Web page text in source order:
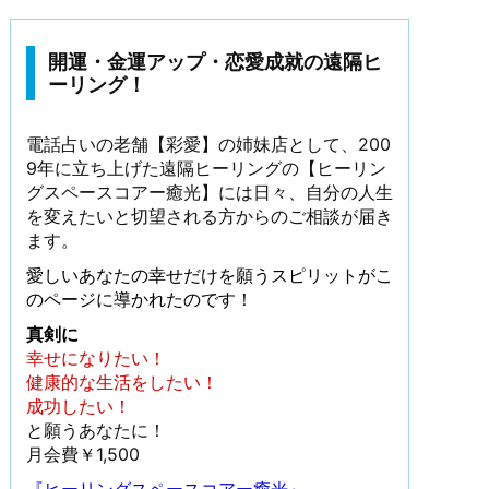
開運・金運アップ・恋愛成就の遠隔ヒ
ーリング！
電話占いの老舗【彩愛】の姉妹店として、200
9年に立ち上げた遠隔ヒーリングの【ヒーリン
グスペースコアー癒光】には日々、自分の人生
を変えたいと切望される方からのご相談が届き
ます。
愛しいあなたの幸せだけを願うスピリットがこ
のページに導かれたのです！
真剣に
幸せになりたい！
健康的な生活をしたい！
成功したい！
と願うあなたに！
月会費￥1,500